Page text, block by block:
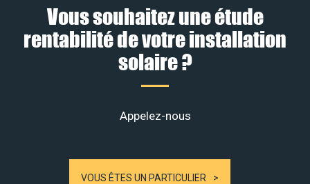
Vous souhaitez une étude
rentabilité de votre installation
solaire ?
Appelez-nous
VOUS ÊTES UN PARTICULIER